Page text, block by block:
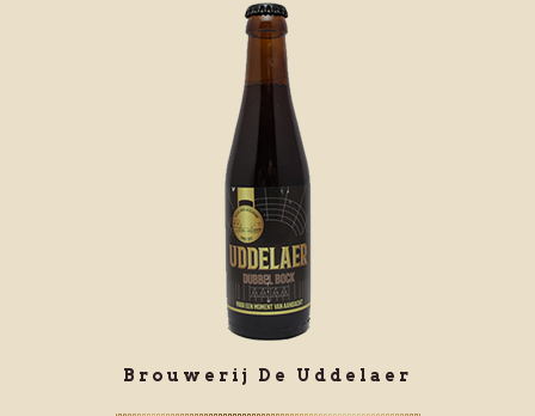
Brouwerij De Uddelaer